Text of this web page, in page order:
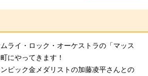
ライ・ロック・オーケストラの「マッス
にやってきます！
ピック金メダリストの加藤凌平さんとの